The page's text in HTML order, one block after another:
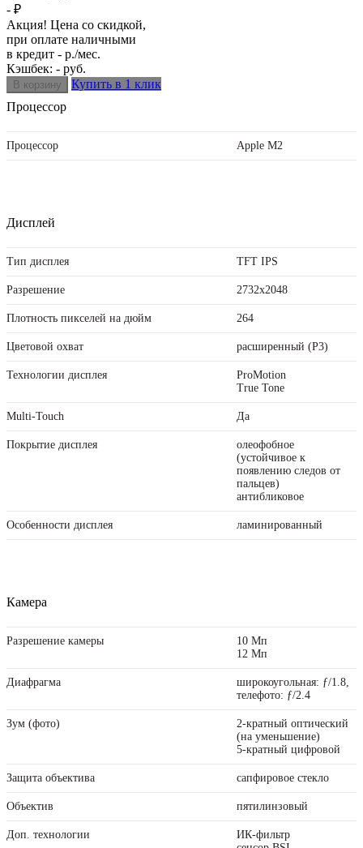
- ₽
Акция! Цена со скидкой,
при оплате наличными
в кредит - р./мес.
Кэшбек: - руб.
Купить в 1 клик
Процессор
Процессор Apple M2
Дисплей
Тип дисплея TFT IPS
Разрешение 2732x2048
Плотность пикселей на дюйм 264
Цветовой охват расширенный (P3)
Технологии дисплея
ProMotion
True Tone
Multi-Touch Да
Покрытие дисплея
олеофобное
(устойчивое к
появлению следов от
пальцев)
антибликовое
Особенности дисплея ламинированный
Камера
Разрешение камеры
10 Мп
12 Мп
Диафрагма
широкоугольная: ƒ/1.8,
телефото: ƒ/2.4
Зум (фото)
2-кратный оптический
(на уменьшение)
5-кратный цифровой
Защита объектива сапфировое стекло
Объектив пятилинзовый
Доп. технологии
ИК-фильтр